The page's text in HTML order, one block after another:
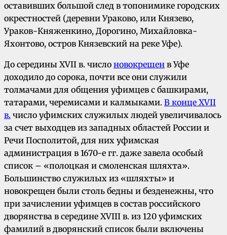
оставивших большой след в топонимике городских
окрестностей (деревни Ураково, или Князево,
Ураков-Княженкино, Дорогино, Михайловка-
Яхонтово, остров Князевский на реке Уфе).
До середины XVII в. число новокрещен в Уфе
доходило до сорока, почти все они служили
толмачами для общения уфимцев с башкирами,
татарами, черемисами и калмыками. В конце XVII
в. число уфимских служилых людей увеличивалось
за счет выходцев из западных областей России и
Речи Посполитой, для них уфимская
администрация в 1670-е гг. даже завела особый
список – «полоцкая и смоленская шляхта».
Большинство служилых из «шляхты» и
новокрещен были столь бедны и безденежны, что
при зачислении уфимцев в состав российского
дворянства в середине XVIII в. из 120 уфимских
фамилий в дворянский список были включены